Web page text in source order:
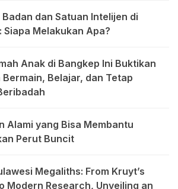
dan Satuan Intelijen di
Siapa Melakukan Apa?
Anak di Bangkep Ini Buktikan
Bermain, Belajar, dan Tetap
Alami yang Bisa Membantu
Perut Buncit
Megaliths: From Kruyt’s
Modern Research, Unveiling an